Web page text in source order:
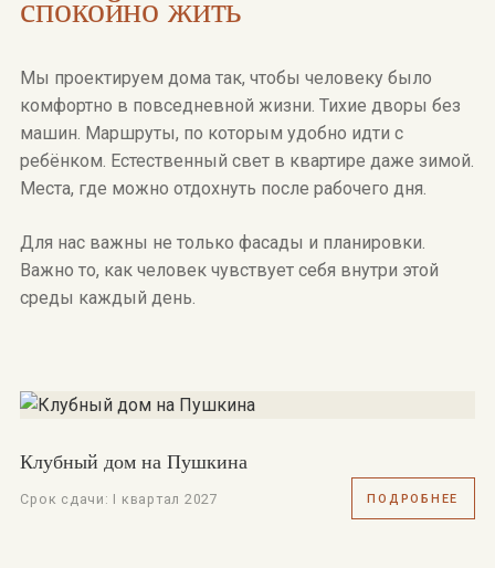
Мы проектируем дома так, чтобы человеку было
комфортно в повседневной жизни. Тихие дворы без
машин. Маршруты, по которым удобно идти с
ребёнком. Естественный свет в квартире даже зимой.
Места, где можно отдохнуть после рабочего дня.
Для нас важны не только фасады и планировки.
Важно то, как человек чувствует себя внутри этой
среды каждый день.
Клубный дом на Пушкина
Срок сдачи: I квартал 2027 ПОДРОБНЕЕ